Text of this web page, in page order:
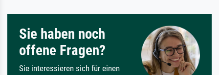
Sie haben noch
offene Fragen?
Sie interessieren sich für einen